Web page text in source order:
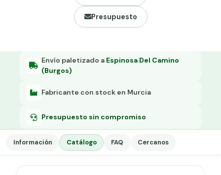
Grapadora
Presupuesto
Envío paletizado a Espinosa Del Camino
(Burgos)
Fabricante con stock en Murcia
Presupuesto sin compromiso
Información Catálogo FAQ Cercanos